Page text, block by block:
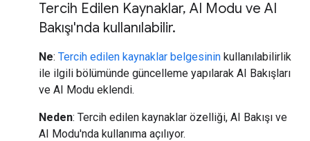
Tercih Edilen Kaynaklar, AI Modu ve AI
Bakışı'nda kullanılabilir.
Ne: Tercih edilen kaynaklar belgesinin kullanılabilirlik
ile ilgili bölümünde güncelleme yapılarak AI Bakışları
ve AI Modu eklendi.
Neden: Tercih edilen kaynaklar özelliği, AI Bakışı ve
AI Modu'nda kullanıma açılıyor.